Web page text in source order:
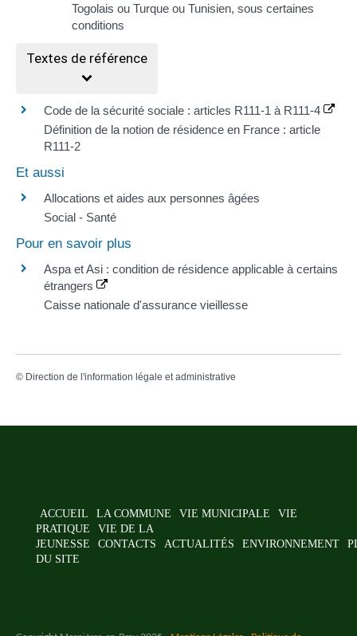
Togolais ou Turque ou Tunisien, sous certaines
conditions
Textes de référence
Code de la sécurité sociale : articles R111-1 à R111-4
Définition de la notion de résidence en France : article
R111-2
Et aussi
Allocations et aides aux personnes âgées
Social - Santé
Pour en savoir plus
Aspa et Asi : condition de résidence applicable à certains
étrangers
Caisse nationale d'assurance vieillesse
© Direction de l'information légale et administrative
ACCUEIL LA COMMUNE VIE MUNICIPALE
VIE
PRATIQUE
VIE DE LA
JEUNESSE
CONTACTS ACTUALITÉS ENVIRONNEMENT
DU SITE